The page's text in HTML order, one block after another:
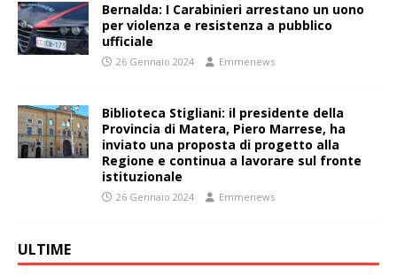
Bernalda: I Carabinieri arrestano un uono
per violenza e resistenza a pubblico
ufficiale
26 Gennaio 2024 Emmenews
Biblioteca Stigliani: il presidente della
Provincia di Matera, Piero Marrese, ha
inviato una proposta di progetto alla
Regione e continua a lavorare sul fronte
istituzionale
26 Gennaio 2024 Emmenews
ULTIME